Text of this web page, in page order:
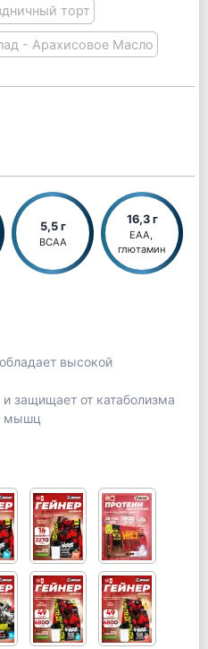
торт
- Арахисовое Масло
5,5 г
BCAA
16,3 г
EAA,
глютамин
высокой
защищает от катаболизма
мышц